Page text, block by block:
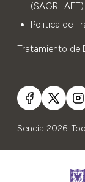
(SAGRILAFT)
Politica de
Tratamiento de
Sencia 2026.